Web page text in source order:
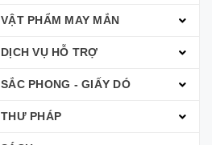
VẬT PHẨM MAY MẮN
DỊCH VỤ HỖ TRỢ
SẮC PHONG - GIẤY DÓ
THƯ PHÁP